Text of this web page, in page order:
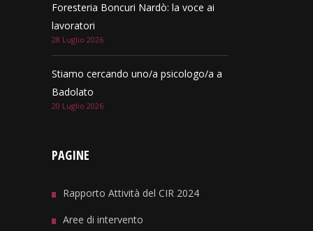
Foresteria Boncuri Nardò: la voce ai
lavoratori
28 Luglio 2026
Stiamo cercando uno/a psicologo/a a
Badolato
20 Luglio 2026
PAGINE
Rapporto Attività del CIR 2024
Aree di intervento